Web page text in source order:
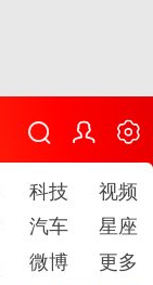
科技
视频
汽车
星座
微博 更多